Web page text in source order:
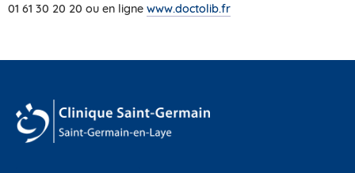
01 61 30 20 20 ou en ligne www.doctolib.fr